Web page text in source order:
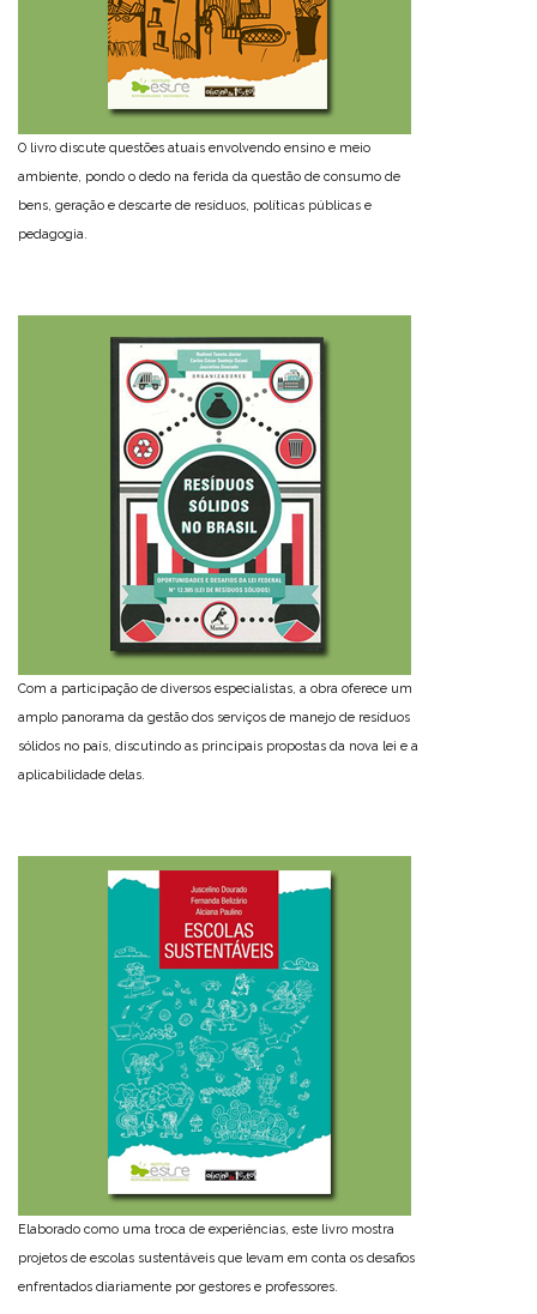
O livro discute questões atuais envolvendo ensino e meio
ambiente, pondo o dedo na ferida da questão de consumo de
bens, geração e descarte de resíduos, políticas públicas e
pedagogia.
Com a participação de diversos especialistas, a obra oferece um
amplo panorama da gestão dos serviços de manejo de resíduos
sólidos no país, discutindo as principais propostas da nova lei e a
aplicabilidade delas.
Elaborado como uma troca de experiências, este livro mostra
projetos de escolas sustentáveis que levam em conta os desafios
enfrentados diariamente por gestores e professores.